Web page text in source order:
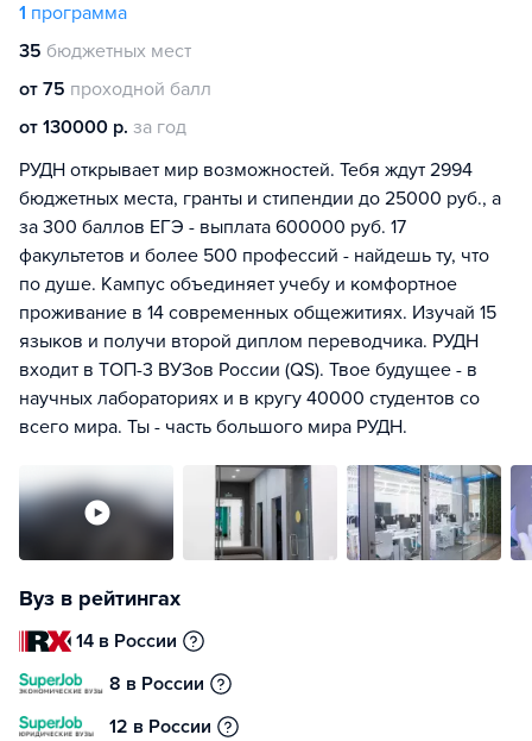
1 программа
35 бюджетных мест
от 75 проходной балл
от 130000 р. за год
РУДН открывает мир возможностей. Тебя ждут 2994
бюджетных места, гранты и стипендии до 25000 руб., а
за 300 баллов ЕГЭ - выплата 600000 руб. 17
факультетов и более 500 профессий - найдешь ту, что
по душе. Кампус объединяет учебу и комфортное
проживание в 14 современных общежитиях. Изучай 15
языков и получи второй диплом переводчика. РУДН
входит в ТОП-3 ВУЗов России (QS). Твое будущее - в
научных лабораториях и в кругу 40000 студентов со
всего мира. Ты - часть большого мира РУДН.
Вуз в рейтингах
14 в России
8 в России
12 в России